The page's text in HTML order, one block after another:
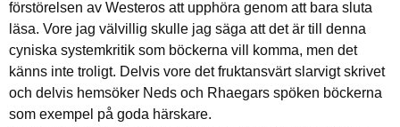
förstörelsen av Westeros att upphöra genom att bara sluta
läsa. Vore jag välvillig skulle jag säga att det är till denna
cyniska systemkritik som böckerna vill komma, men det
känns inte troligt. Delvis vore det fruktansvärt slarvigt skrivet
och delvis hemsöker Neds och Rhaegars spöken böckerna
som exempel på goda härskare.